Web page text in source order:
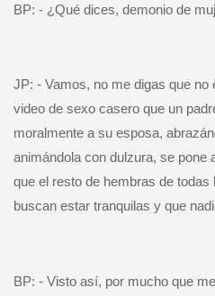
BP: - ¿Qué dices, demonio de
JP: - Vamos, no me digas que no
video de sexo casero que un
moralmente a su esposa,
animándola con dulzura, se pone
que el resto de hembras de
buscan estar tranquilas y que
BP: - Visto así, por mucho que